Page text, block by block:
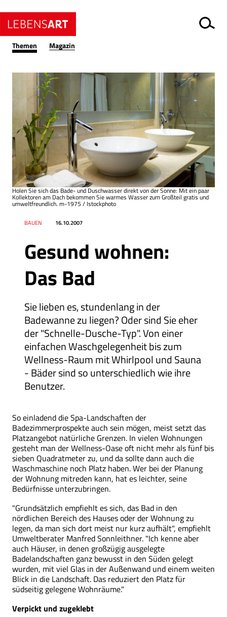
Themen Magazin
Gesund wohnen:
Das Bad
Sie lieben es, stundenlang in der
Badewanne zu liegen? Oder sind Sie eher
der "Schnelle-Dusche-Typ". Von einer
einfachen Waschgelegenheit bis zum
Wellness-Raum mit Whirlpool und Sauna
- Bäder sind so unterschiedlich wie ihre
Benutzer.
Datum 16.10.2007
RessortBAUEN
Holen Sie sich das Bade- und Duschwasser direkt von der Sonne: Mit ein paar
Kollektoren am Dach bekommen Sie warmes Wasser zum Großteil gratis und
umweltfreundlich. m-1975 / Istockphoto
So einladend die Spa-Landschaften der
Badezimmerprospekte auch sein mögen, meist setzt das
Platzangebot natürliche Grenzen. In vielen Wohnungen
gesteht man der Wellness-Oase oft nicht mehr als fünf bis
sieben Quadratmeter zu, und da sollte dann auch die
Waschmaschine noch Platz haben. Wer bei der Planung
der Wohnung mitreden kann, hat es leichter, seine
Bedürfnisse unterzubringen.
"Grundsätzlich empfiehlt es sich, das Bad in den
nördlichen Bereich des Hauses oder der Wohnung zu
legen, da man sich dort meist nur kurz aufhält", empfiehlt
Umweltberater Manfred Sonnleithner. "Ich kenne aber
auch Häuser, in denen großzügig ausgelegte
Badelandschaften ganz bewusst in den Süden gelegt
wurden, mit viel Glas in der Außenwand und einem weiten
Blick in die Landschaft. Das reduziert den Platz für
südseitig gelegene Wohnräume."
Verpickt und zugeklebt